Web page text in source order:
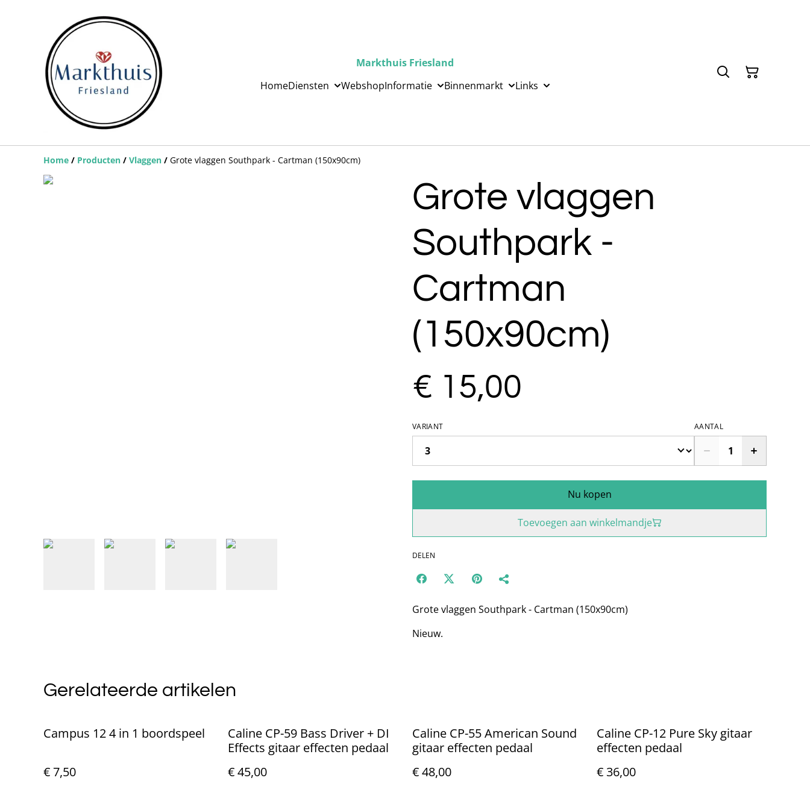
Markthuis Friesland
HomeDiensten WebshopInformatie Binnenmarkt Links
Home / Producten / Vlaggen / Grote vlaggen Southpark - Cartman (150x90cm)
Grote vlaggen
Southpark -
Cartman
(150x90cm)
€ 15,00
VARIANT AANTAL
Nu kopen
Toevoegen aan winkelmandje
DELEN
Grote vlaggen Southpark - Cartman (150x90cm)
Nieuw.
Gerelateerde artikelen
Campus 12 4 in 1 boordspeel
€ 7,50
Caline CP-59 Bass Driver + DI
Effects gitaar effecten pedaal
€ 45,00
Caline CP-55 American Sound
gitaar effecten pedaal
€ 48,00
Caline CP-12 Pure Sky gitaar
effecten pedaal
€ 36,00